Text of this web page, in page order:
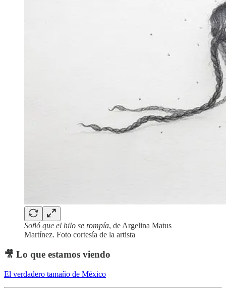
Soñó que el hilo se rompía, de Argelina Matus
Martínez. Foto cortesía de la artista
🎥 Lo que estamos viendo
El verdadero tamaño de México